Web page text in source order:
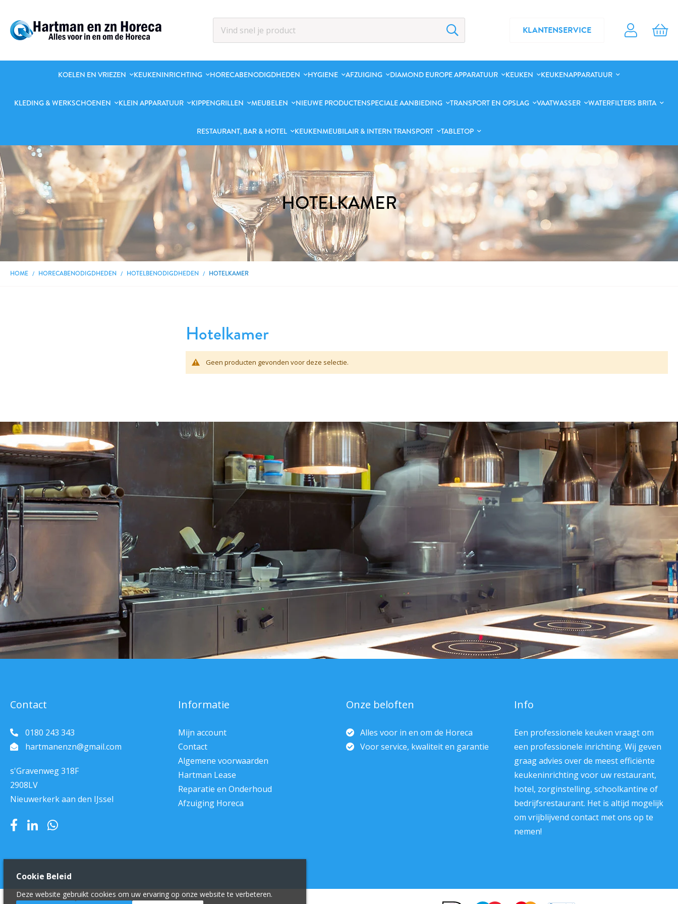
KLANTENSERVICE
KOELEN EN VRIEZEN KEUKENINRICHTING HORECABENODIGDHEDEN HYGIENE AFZUIGING DIAMOND EUROPE APPARATUUR KEUKEN KEUKENAPPARATUUR
KLEDING & WERKSCHOENEN KLEIN APPARATUUR KIPPENGRILLEN MEUBELEN NIEUWE PRODUCTENSPECIALE AANBIEDING TRANSPORT EN OPSLAG VAATWASSER WATERFILTERS BRITA
RESTAURANT, BAR & HOTEL KEUKENMEUBILAIR & INTERN TRANSPORT TABLETOP
HOTELKAMER
HOME HORECABENODIGDHEDEN HOTELBENODIGDHEDEN HOTELKAMER
Hotelkamer
Geen producten gevonden voor deze selectie.
Contact
0180 243 343
hartmanenzn@gmail.com
s'Gravenweg 318F
2908LV
Nieuwerkerk aan den IJssel
Informatie
Mijn account
Contact
Algemene voorwaarden
Hartman Lease
Reparatie en Onderhoud
Afzuiging Horeca
Onze beloften
Alles voor in en om de Horeca
Voor service, kwaliteit en garantie
Info
Een professionele keuken vraagt om
een professionele inrichting. Wij geven
graag advies over de meest efficiënte
keukeninrichting voor uw restaurant,
hotel, zorginstelling, schoolkantine of
bedrijfsrestaurant. Het is altijd mogelijk
om vrijblijvend contact met ons op te
nemen!
Cookie Beleid
Deze website gebruikt cookies om uw ervaring op onze website te verbeteren.